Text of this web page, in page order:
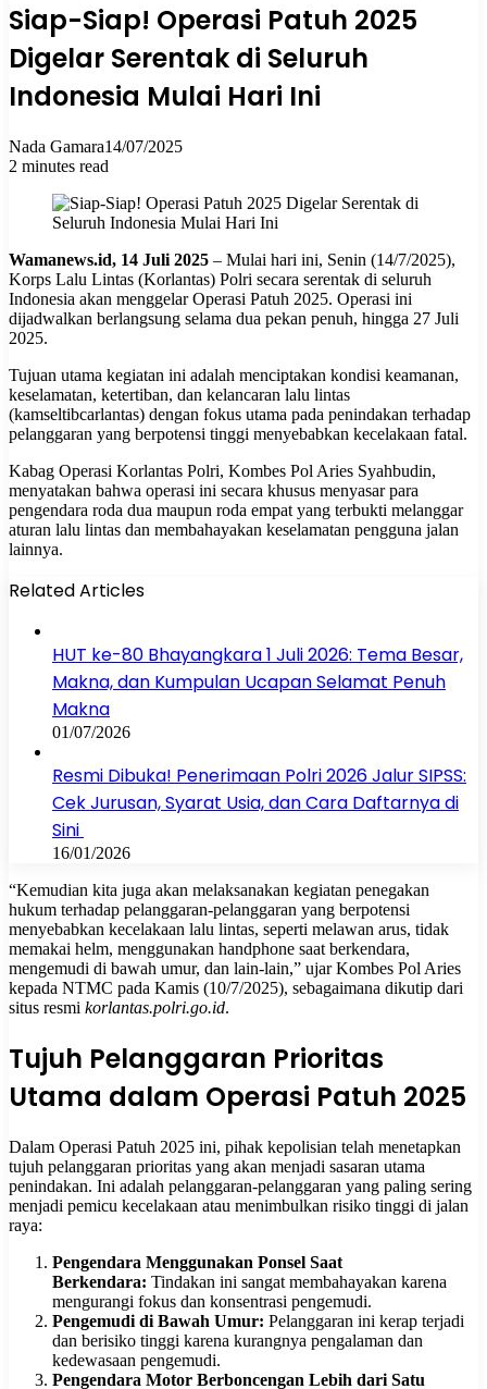
Siap-Siap! Operasi Patuh 2025
Digelar Serentak di Seluruh
Indonesia Mulai Hari Ini
Nada Gamara14/07/2025
2 minutes read
Wamanews.id, 14 Juli 2025 – Mulai hari ini, Senin (14/7/2025),
Korps Lalu Lintas (Korlantas) Polri secara serentak di seluruh
Indonesia akan menggelar Operasi Patuh 2025. Operasi ini
dijadwalkan berlangsung selama dua pekan penuh, hingga 27 Juli
2025.
Tujuan utama kegiatan ini adalah menciptakan kondisi keamanan,
keselamatan, ketertiban, dan kelancaran lalu lintas
(kamseltibcarlantas) dengan fokus utama pada penindakan terhadap
pelanggaran yang berpotensi tinggi menyebabkan kecelakaan fatal.
Kabag Operasi Korlantas Polri, Kombes Pol Aries Syahbudin,
menyatakan bahwa operasi ini secara khusus menyasar para
pengendara roda dua maupun roda empat yang terbukti melanggar
aturan lalu lintas dan membahayakan keselamatan pengguna jalan
lainnya.
Related Articles
HUT ke-80 Bhayangkara 1 Juli 2026: Tema Besar,
Makna, dan Kumpulan Ucapan Selamat Penuh
Makna
01/07/2026
Resmi Dibuka! Penerimaan Polri 2026 Jalur SIPSS:
Cek Jurusan, Syarat Usia, dan Cara Daftarnya di
Sini
16/01/2026
“Kemudian kita juga akan melaksanakan kegiatan penegakan
hukum terhadap pelanggaran-pelanggaran yang berpotensi
menyebabkan kecelakaan lalu lintas, seperti melawan arus, tidak
memakai helm, menggunakan handphone saat berkendara,
mengemudi di bawah umur, dan lain-lain,” ujar Kombes Pol Aries
kepada NTMC pada Kamis (10/7/2025), sebagaimana dikutip dari
situs resmi korlantas.polri.go.id.
Tujuh Pelanggaran Prioritas
Utama dalam Operasi Patuh 2025
Dalam Operasi Patuh 2025 ini, pihak kepolisian telah menetapkan
tujuh pelanggaran prioritas yang akan menjadi sasaran utama
penindakan. Ini adalah pelanggaran-pelanggaran yang paling sering
menjadi pemicu kecelakaan atau menimbulkan risiko tinggi di jalan
raya:
Pengendara Menggunakan Ponsel Saat
Berkendara: Tindakan ini sangat membahayakan karena
mengurangi fokus dan konsentrasi pengemudi.
Pengemudi di Bawah Umur: Pelanggaran ini kerap terjadi
dan berisiko tinggi karena kurangnya pengalaman dan
kedewasaan pengemudi.
Pengendara Motor Berboncengan Lebih dari Satu